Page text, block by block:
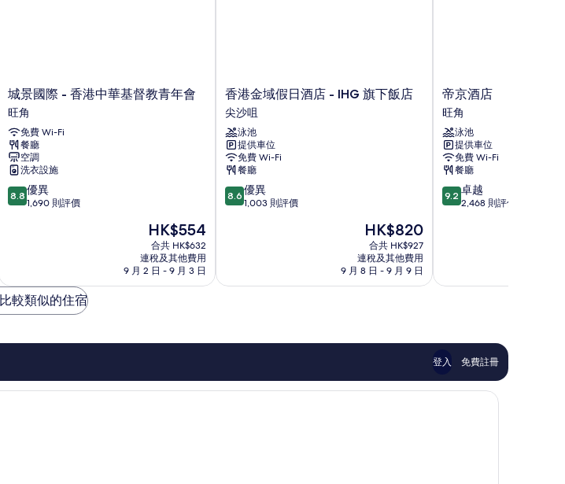
城
景
國
際
-
香
港
中
華
會
旺
角
城景國際 - 香港中華基督教青年會
旺角
免費 Wi-Fi
餐廳
空調
洗衣設施
8.8
分
優
異，
1,690
評
8.8 優異
1,690 則評價
現
售
HK$554
HK$554
合共 HK$632
連稅及其他費用
9 月 2 日 - 9 月 3 日
香
港
金
域
假
日
酒
店
-
尖
香港金域假日酒店 - IHG 旗下飯店
尖沙咀
泳池
提供車位
免費 Wi-Fi
餐廳
8.6
分
優
評
8.6 優異
1,003 則評價
現
售
HK$820
HK$820
合共 HK$927
連稅及其他費用
9 月 8 日 - 9 月 9 日
帝
京
酒
店
旺
角
帝京酒店
旺角
泳池
提供車位
免費 Wi-Fi
餐廳
9.2
分
卓
評
價
9.2 卓越
2,468 則評價
比較類似的住宿
登入 免費註冊